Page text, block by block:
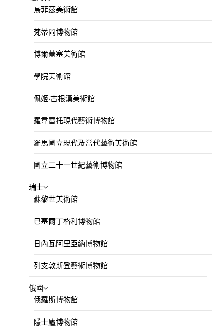
烏菲茲美術館
梵蒂岡博物館
博爾蓋塞美術館
學院美術館
佩姬·古根漢美術館
羅韋雷托現代藝術博物館
羅馬國立現代及當代藝術美術館
國立二十一世紀藝術博物館
瑞士
蘇黎世美術館
巴塞爾丁格利博物館
日內瓦阿里亞納博物館
列支敦斯登藝術博物館
俄國
俄羅斯博物館
隱士廬博物館